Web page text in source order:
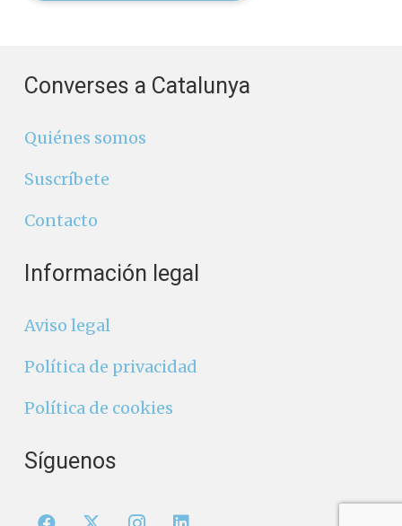
Converses a Catalunya
Quiénes somos
Suscríbete
Contacto
Información legal
Aviso legal
Política de privacidad
Política de cookies
Síguenos